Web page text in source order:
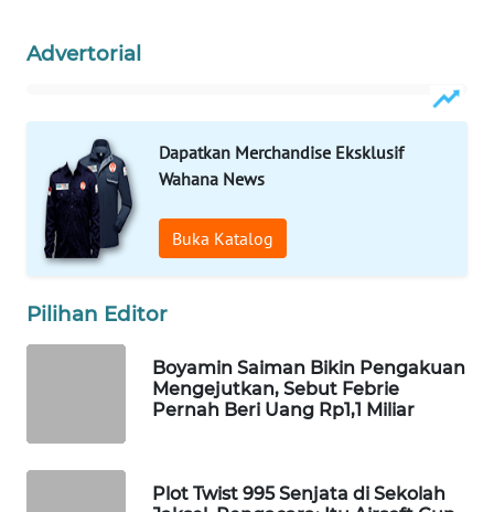
Advertorial
Dapatkan Merchandise Eksklusif
Wahana News
Buka Katalog
Pilihan Editor
Boyamin Saiman Bikin Pengakuan
Mengejutkan, Sebut Febrie
Pernah Beri Uang Rp1,1 Miliar
Plot Twist 995 Senjata di Sekolah
WAHANA
DESA
WAHANA
Wahana
Network
KONSUMEN
LISTRIK
WALINKI